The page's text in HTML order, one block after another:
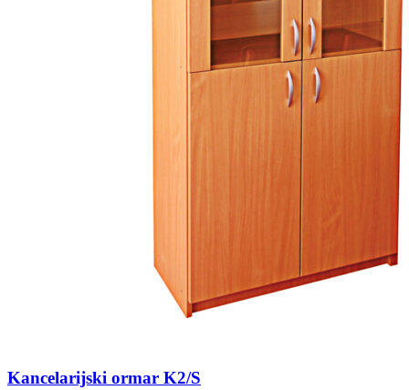
Kancelarijski ormar K2/S